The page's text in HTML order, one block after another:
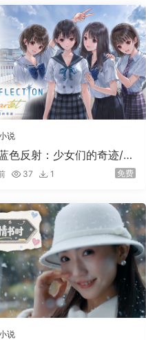
说
色反射：少女们的奇迹/B
Quartet
37 1 免费
说